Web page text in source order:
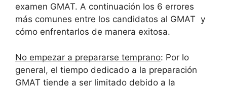
examen GMAT. A continuación los 6 errores
más comunes entre los candidatos al GMAT y
cómo enfrentarlos de manera exitosa.
No empezar a prepararse temprano: Por lo
general, el tiempo dedicado a la preparación
GMAT tiende a ser limitado debido a la